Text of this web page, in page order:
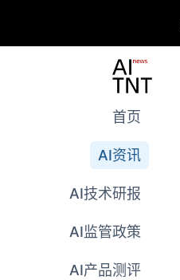
首页
AI资讯
AI技术研报
AI监管政策
AI产品测评